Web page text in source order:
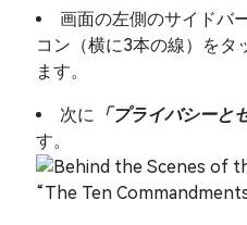
画面の左側のサイドバ
コン（横に3本の線）をタ
ます。
次に 「プライバシーと
す。